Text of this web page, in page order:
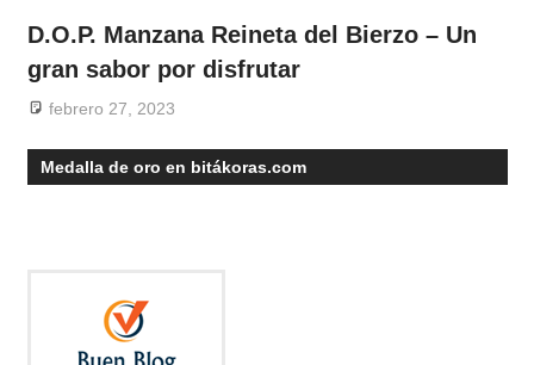
D.O.P. Manzana Reineta del Bierzo – Un
gran sabor por disfrutar
febrero 27, 2023
Medalla de oro en bitákoras.com